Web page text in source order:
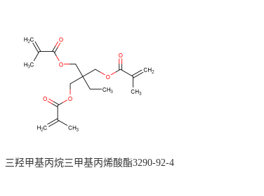
三羟甲基丙烷三甲基丙烯酸酯3290-92-4